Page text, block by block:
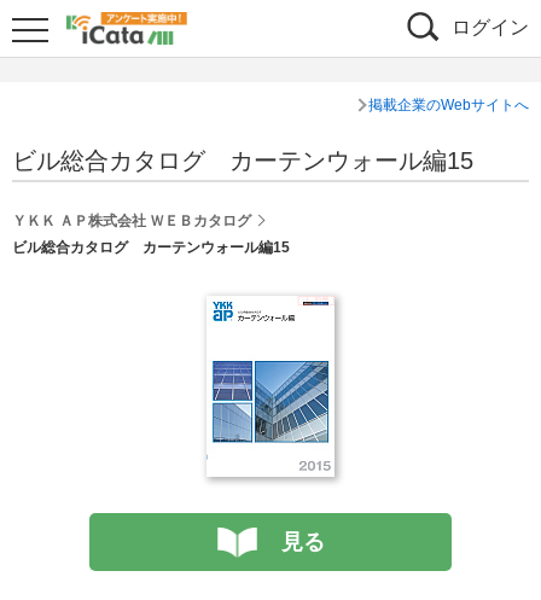
ログイン
掲載企業のWebサイトへ
ビル総合カタログ カーテンウォール編15
ＹＫＫ ＡＰ株式会社 ＷＥＢカタログ
ビル総合カタログ カーテンウォール編15
見る